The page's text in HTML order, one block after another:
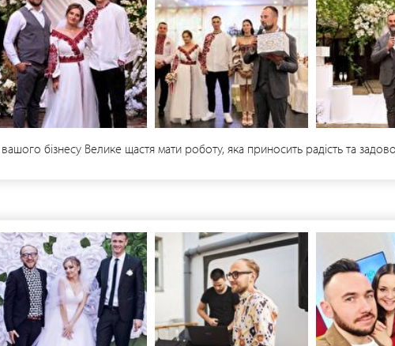
бізнесу Велике щастя мати роботу, яка приносить радість та